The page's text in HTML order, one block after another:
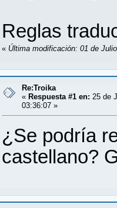
Reglas
« Última modificación: 01 de
Re:Troika
« Respuesta #1 en: 25 de
03:36:07 »
¿Se podría
castellano?